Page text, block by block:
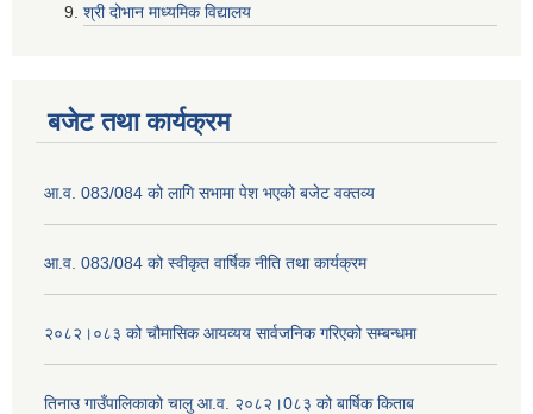
श्री दोभान माध्यमिक विद्यालय
बजेट तथा कार्यक्रम
आ.व. 083/084 को लागि सभामा पेश भएको बजेट वक्तव्य
आ.व. 083/084 को स्वीकृत वार्षिक नीति तथा कार्यक्रम
२०८२।०८३ को चौमासिक आयव्यय सार्वजनिक गरिएको सम्बन्धमा
तिनाउ गाउँपालिकाको चालु आ.व. २०८२।0८३ को बार्षिक किताब